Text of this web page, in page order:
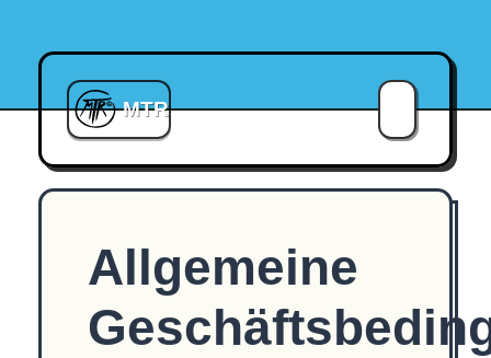
MTR
Allgemeine